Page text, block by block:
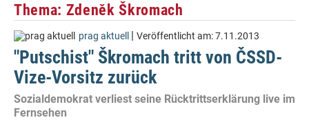
Thema: Zdeněk Škromach
prag aktuell | Veröffentlicht am:7.11.2013
"Putschist" Škromach tritt von ČSSD-
Vize-Vorsitz zurück
Sozialdemokrat verliest seine Rücktrittserklärung live im
Fernsehen